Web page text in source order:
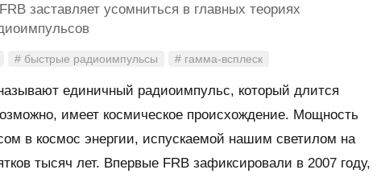
заставляет усомниться в главных теориях
# быстрые радиоимпульсы # гамма-всплеск
единичный радиоимпульс, который длится
имеет космическое происхождение. Мощность
в космос энергии, испускаемой нашим светилом на
тысяч лет. Впервые FRB зафиксировали в 2007 году,